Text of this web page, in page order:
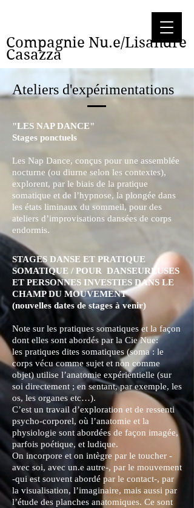
Compagnie Nu.e/Lisandre
Casazza
Ateliers d'expérimentations
"LES NAP DANCE"
Stages ponctuels
Les Nap Dance, conçus pour une assemblée
nocturne (ou diurne selon les contextes),
explorent, par le biais de la pratique
somatique et de l’hypnose, la plongée dans
les états liminaux du sommeil, pour des
ateliers d’improvisations dansées de corps
endormis.
STAGES DANSE ET PRATIQUE
SOMATIQUE / POUR DANSEUREUSES
ET PERSONNES INVESTIES DANS LE
CHAMP DU MOUVEMENT
(nouvelles dates de stages à venir)
Note sur les pratiques somatiques et la façon
dont elles sont abordés par la Cie Nue:
les pratiques dites somatiques (soma : le
corps vécu comme sujet et non comme
objet) utilise l’anatomie expérientielle (sur
soi directement ; en sentant, par exemple, les
os, les organes etc…).
C’est un travail d’exploration et de ressenti
psycho-corporel, où l’anatomie et la
physiologie sont abordées de façon imagée,
parfois poétique, et ludique.
On incorpore et on intègre par le toucher -
avec soi, avec un.e autre-, par le mouvement
-qui est souvent abordé par le contact-, par
la visualisation, l’imaginaire, mais aussi par
l’étude des planches anatomiques. Ce sont